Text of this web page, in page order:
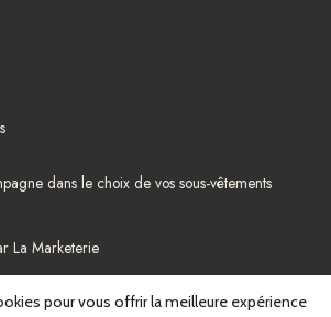
dans le choix de vos sous-vêtements
La Marketerie
pour vous offrir la meilleure expérience